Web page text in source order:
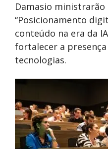
Damasio ministrarão
“Posicionamento
conteúdo na era da
fortalecer a
tecnologias.